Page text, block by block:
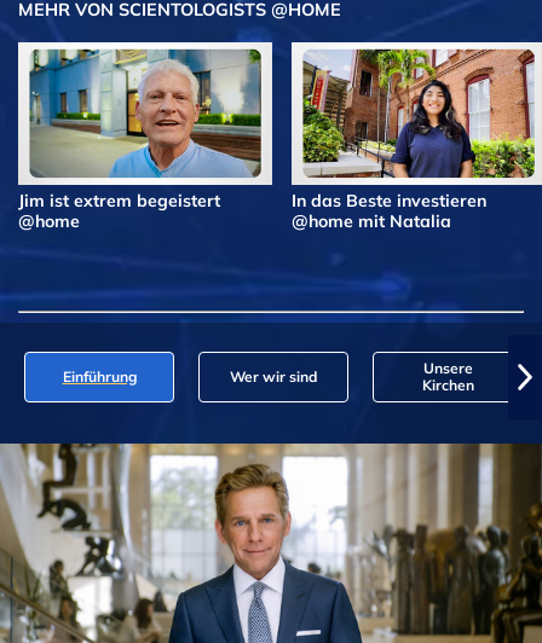
MEHR VON SCIENTOLOGISTS @HOME
Jim ist extrem begeistert
@home
In das Beste investieren
@home mit Natalia
Einführung Wer wir sind
Unsere
Kirchen